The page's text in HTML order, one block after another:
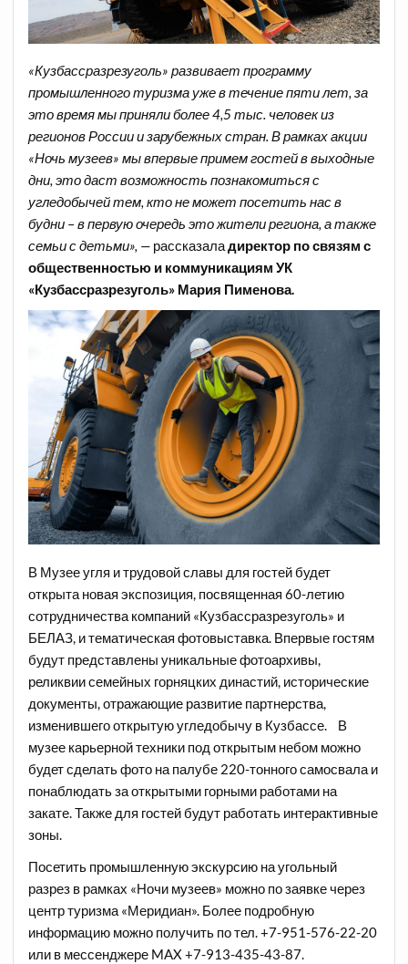
«Кузбассразрезуголь» развивает программу
промышленного туризма уже в течение пяти лет, за
это время мы приняли более 4,5 тыс. человек из
регионов России и зарубежных стран. В рамках акции
«Ночь музеев» мы впервые примем гостей в выходные
дни, это даст возможность познакомиться с
угледобычей тем, кто не может посетить нас в
будни –в первую очередь это жители региона, а также
семьи с детьми», — рассказаладиректор по связям с
общественностью и коммуникациям УК
«Кузбассразрезуголь» Мария Пименова.
В Музее угля и трудовой славы для гостей будет
открыта новая экспозиция, посвященная 60-летию
сотрудничества компаний «Кузбассразрезуголь» и
БЕЛАЗ, и тематическая фотовыставка. Впервые гостям
будут представлены уникальные фотоархивы,
реликвии семейных горняцких династий, исторические
документы, отражающие развитие партнерства,
изменившего открытую угледобычу в Кузбассе. В
музее карьерной техники под открытым небом можно
будет сделать фото на палубе 220-тонного самосвала и
понаблюдать за открытыми горными работами на
закате. Также для гостей будут работать интерактивные
зоны.
Посетить промышленную экскурсию на угольный
разрез в рамках «Ночи музеев» можно по заявке через
центр туризма «Меридиан». Более подробную
информацию можно получить по тел. +7-951-576-22-20
или в мессенджере MAX +7-913-435-43-87.